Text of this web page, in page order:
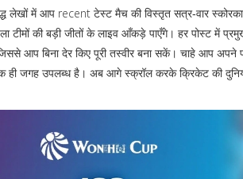
लेखों में आप recent टेस्ट मैच की विस्तृत सत्र‑वार
टीमों की बड़ी जीतों के लाइव आँकड़े पाएँगे। हर पोस्ट में
आप बिना देर किए पूरी तस्वीर बना सकें। चाहे आप अपने
ही जगह उपलब्ध है। अब आगे स्क्रॉल करके क्रिकेट की